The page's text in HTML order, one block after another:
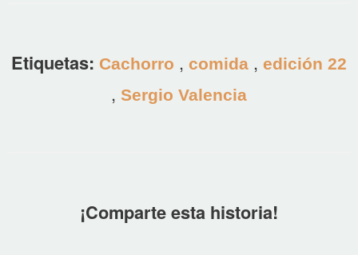
Etiquetas: Cachorro , comida , edición 22
, Sergio Valencia
¡Comparte esta historia!